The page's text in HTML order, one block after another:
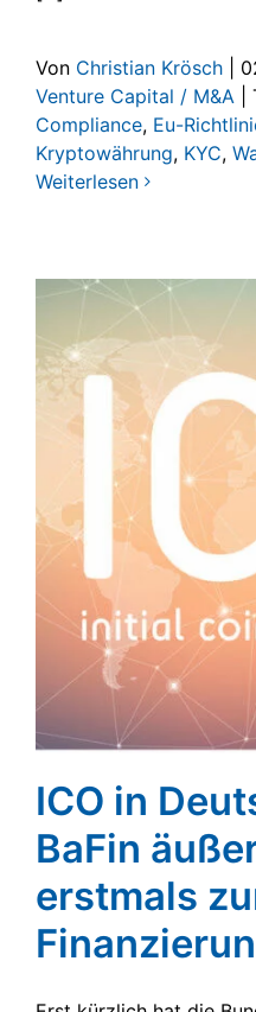
Von Christian Krösch
Venture Capital / M&A
Compliance, Eu-
Kryptowährung, KYC,
Weiterlesen
ICO in
BaFin
erstmals